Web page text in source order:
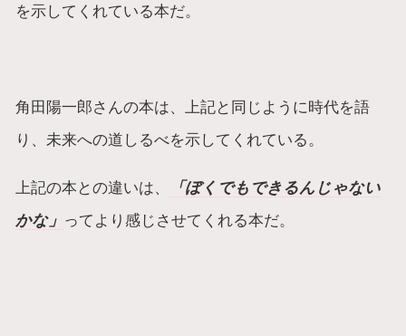
を示してくれている本だ。
角田陽一郎さんの本は、上記と同じように時代を語
り、未来への道しるべを示してくれている。
上記の本との違いは、
「ぼくでもできるんじゃない
かな」 ってより感じさせてくれる本だ。